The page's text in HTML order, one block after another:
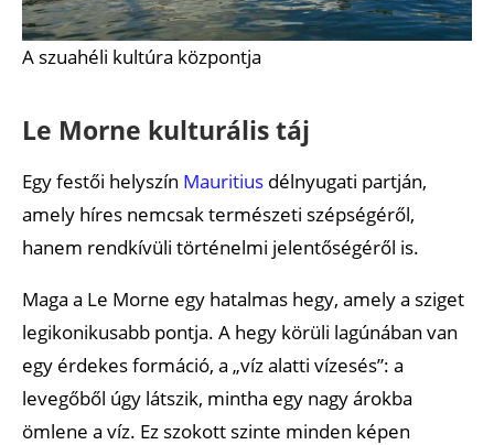
A szuahéli kultúra központja
Le Morne kulturális táj
Egy festői helyszín Mauritius délnyugati partján,
amely híres nemcsak természeti szépségéről,
hanem rendkívüli történelmi jelentőségéről is.
Maga a Le Morne egy hatalmas hegy, amely a sziget
legikonikusabb pontja. A hegy körüli lagúnában van
egy érdekes formáció, a „víz alatti vízesés”: a
levegőből úgy látszik, mintha egy nagy árokba
ömlene a víz. Ez szokott szinte minden képen